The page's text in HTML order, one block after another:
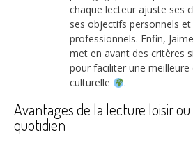
chaque lecteur ajuste ses
ses objectifs personnels et
professionnels. Enfin,
met en avant des critères
pour faciliter une
culturelle
.
Avantages de la lecture loisir
quotidien